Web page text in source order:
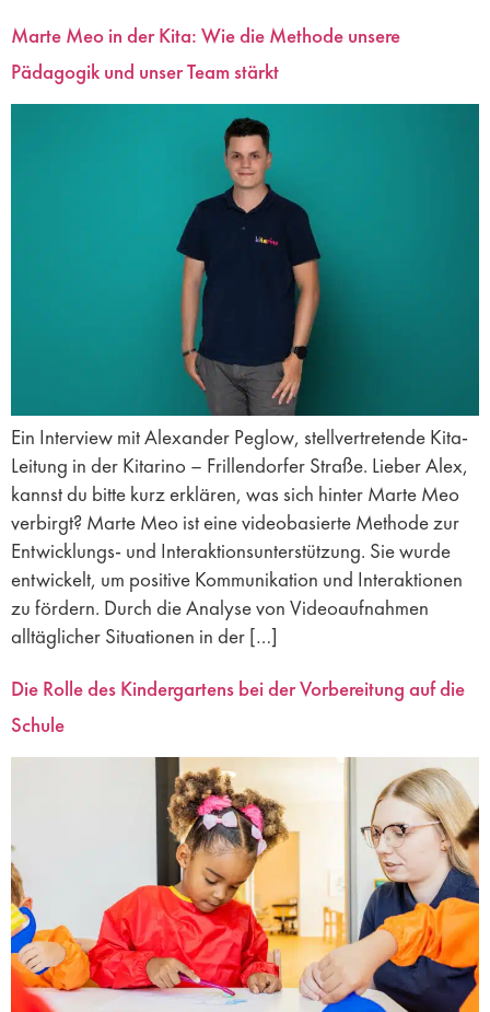
Marte Meo in der Kita: Wie die Methode unsere
Pädagogik und unser Team stärkt
Ein Interview mit Alexander Peglow, stellvertretende Kita-
Leitung in der Kitarino – Frillendorfer Straße. Lieber Alex,
kannst du bitte kurz erklären, was sich hinter Marte Meo
verbirgt? Marte Meo ist eine videobasierte Methode zur
Entwicklungs- und Interaktionsunterstützung. Sie wurde
entwickelt, um positive Kommunikation und Interaktionen
zu fördern. Durch die Analyse von Videoaufnahmen
alltäglicher Situationen in der […]
Die Rolle des Kindergartens bei der Vorbereitung auf die
Schule